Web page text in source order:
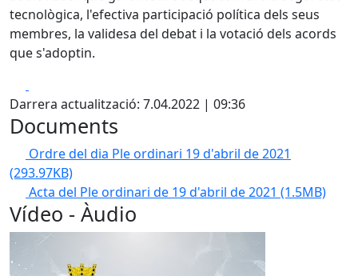
tecnològica, l'efectiva participació política dels seus
membres, la validesa del debat i la votació dels acords
que s'adoptin.
Darrera actualització: 7.04.2022 | 09:36
Documents
Ordre del dia Ple ordinari 19 d'abril de 2021
(293.97KB)
Acta del Ple ordinari de 19 d'abril de 2021 (1.5MB)
Vídeo - Àudio